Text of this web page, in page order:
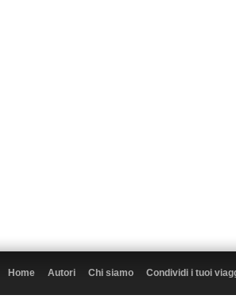
Home Autori Chi siamo Condividi i tuoi